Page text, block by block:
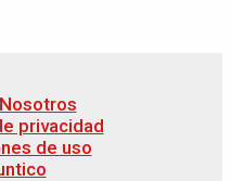
privacidad
de uso